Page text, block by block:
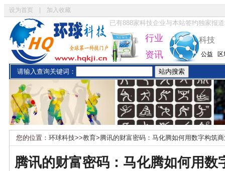
设为首页 加入收藏
已有888家科技企业与本站签约独家报
行业
资讯
科技
公益
请输入查询关键词：
您的位置： 环球科技>>教育>腾讯的财富密码：马化腾如何用数字构筑
腾讯的财富密码：马化腾如何用数